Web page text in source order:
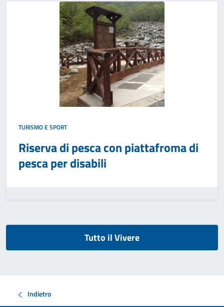
TURISMO E SPORT
Riserva di pesca con piattafroma di
pesca per disabili
Tutto il Vivere
Indietro